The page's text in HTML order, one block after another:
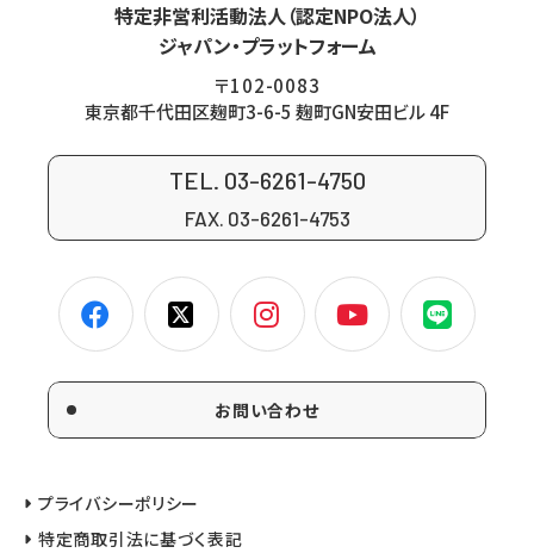
特定非営利活動法人（認定NPO法人）
ジャパン・プラットフォーム
〒102-0083
東京都千代田区麹町3-6-5 麹町GN安田ビル 4F
TEL. 03-6261-4750
FAX. 03-6261-4753
お問い合わせ
プライバシーポリシー
特定商取引法に基づく表記